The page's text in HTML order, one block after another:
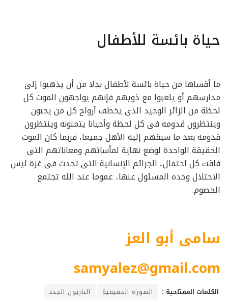
حياة بائسة للأطفال
ما أقساها من حياة بائسة لأطفال بدلا من أن يذهبوا إلى
مدارسهم أو يلعبوا مع ذويهم فإنهم يواجهون الموت كل
لحظة من الزائر الوحيد الذى يخطف أرواح كل من يحبون
وينتظرون قدومه فى كل لحظة وأحيانا يتمنونه وينتظرون
قدومه بعد ما سبقهم إليه الأهل جميعا، فربما كان الموت
الحقيقة الواحدة لوضع نهاية لمأساتهم ومعاناتهم التى
فاقت كل احتمال.. الجرائم الإنسانية التى تحدث فى غزة ليس
الاحتلال وحده المسئول عنها.. عموما عند الله تجتمع
الخصوم.
سامى أبو العز
samyalez@gmail.com
الكلمات المفتاحية : الصورة الحقيقية
النازيون الجدد